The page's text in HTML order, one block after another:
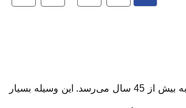
عمر گوشی موبایل به بیش از 45 سال می‌رسد. این وسیله بسیار